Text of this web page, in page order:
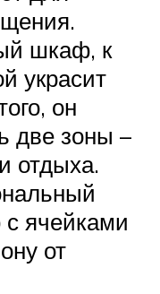
шкаф, к
украсит
он
две зоны –
отдыха.
ячейками
от